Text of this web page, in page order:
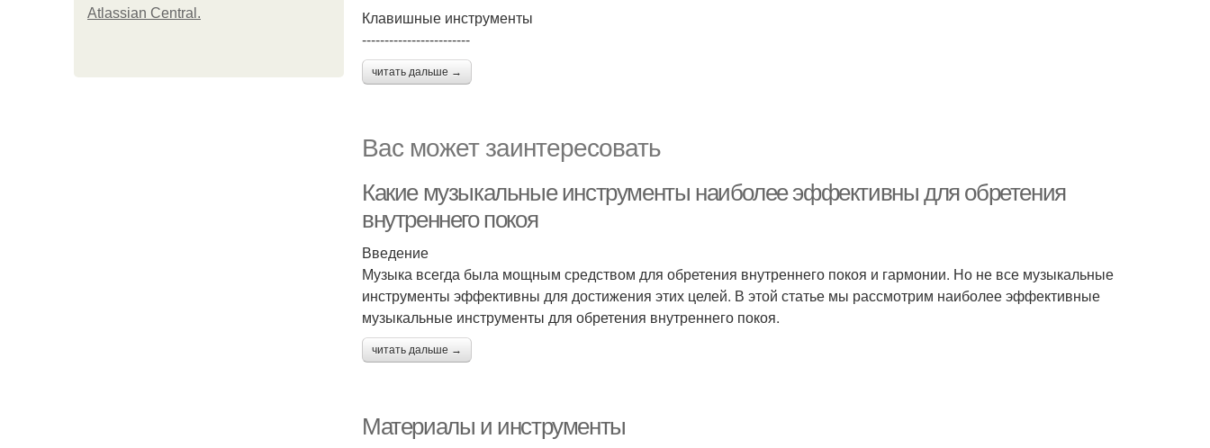
Atlassian Central.
Клавишные инструменты
------------------------
читать дальше →
Вас может заинтересовать
Какие музыкальные инструменты наиболее эффективны для обретения
внутреннего покоя
Введение
Музыка всегда была мощным средством для обретения внутреннего покоя и гармонии. Но не все музыкальные
инструменты эффективны для достижения этих целей. В этой статье мы рассмотрим наиболее эффективные
музыкальные инструменты для обретения внутреннего покоя.
читать дальше →
Материалы и инструменты